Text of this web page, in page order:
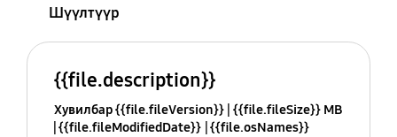
Шүүлтүүр
{{file.description}}
Хувилбар {{file.fileVersion}} {{file.fileSize}} MB
{{file.fileModifiedDate}} {{file.osNames}}